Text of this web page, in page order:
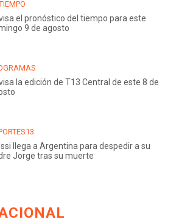
el pronóstico del tiempo para este
9 de agosto
la edición de T13 Central de este 8 de
llega a Argentina para despedir a su
Jorge tras su muerte